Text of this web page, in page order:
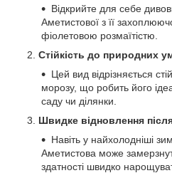
Відкрийте для себе
Аметистової з її
фіолетовою розмаїтістю.
Стійкість до природних
Цей вид відрізняється
морозу, що робить його
саду чи ділянки.
Швидке відновлення
Навіть у найхолодніші
Аметистова може
здатності швидко